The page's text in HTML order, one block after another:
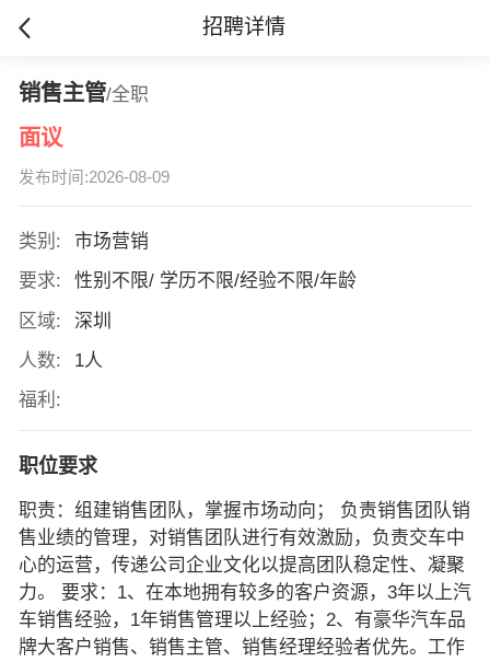
招聘详情
销售主管/全职
面议
发布时间:2026-08-09
类别:
市场营销
要求:
性别不限/ 学历不限/经验不限/年龄
区域:
深圳
人数:
1人
福利:
职位要求
职责：组建销售团队，掌握市场动向； 负责销售团队销
售业绩的管理，对销售团队进行有效激励，负责交车中
心的运营，传递公司企业文化以提高团队稳定性、凝聚
力。 要求：1、在本地拥有较多的客户资源，3年以上汽
车销售经验，1年销售管理以上经验；2、有豪华汽车品
牌大客户销售、销售主管、销售经理经验者优先。工作